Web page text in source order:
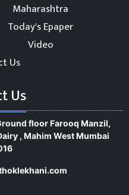
Maharashtra
Today's Epaper
Video
Us
Us
floor Farooq Manzil,
, Mahim West Mumbai